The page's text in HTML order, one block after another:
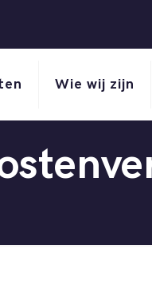
Wie wij zijn